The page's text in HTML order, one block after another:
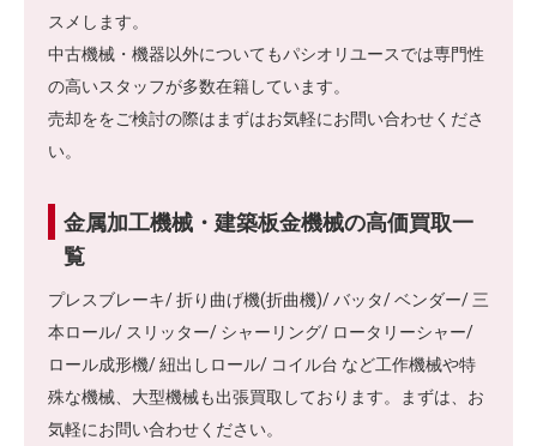
スメします。
中古機械・機器以外についてもパシオリユースでは専門性
の高いスタッフが多数在籍しています。
売却ををご検討の際はまずはお気軽にお問い合わせくださ
い。
金属加工機械・建築板金機械の高価買取一
覧
プレスブレーキ/ 折り曲げ機(折曲機)/ バッタ/ ベンダー/ 三
本ロール/ スリッター/ シャーリング/ ロータリーシャー/
ロール成形機/ 紐出しロール/ コイル台 など工作機械や特
殊な機械、大型機械も出張買取しております。まずは、お
気軽にお問い合わせください。